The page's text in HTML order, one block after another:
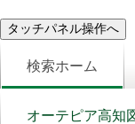
検索ホーム
オーテピア高知